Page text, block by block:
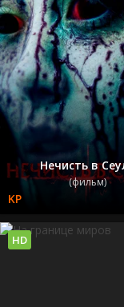
Нечисть в
(фильм)
HD